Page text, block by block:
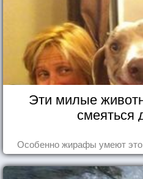
Эти милые
смеяться
Особенно жирафы умеют